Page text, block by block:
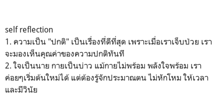
self reflection
1. ความเป็น "ปกติ" เป็นเรื่องที่ดีที่สุด เพราะเมื่อเราเจ็บป่วย เรา
จะมองเห็นคุณค่าของความปกติทันที
2. ใจเป็นนาย กายเป็นบ่าว แม้กายไม่พร้อม พลังใจพร้อม เรา
ค่อยๆเริ่มต้นใหม่ได้ แต่ต้องรู้จักประมาณตน ไม่หักโหม ให้เวลา
และมีวินัย